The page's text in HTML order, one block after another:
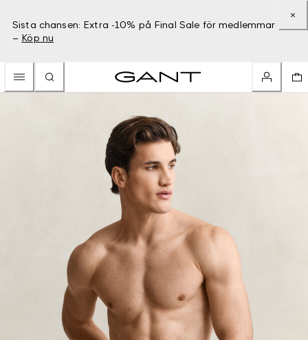
Sista chansen: Extra -10% på Final Sale för medlemmar
– Köp nu